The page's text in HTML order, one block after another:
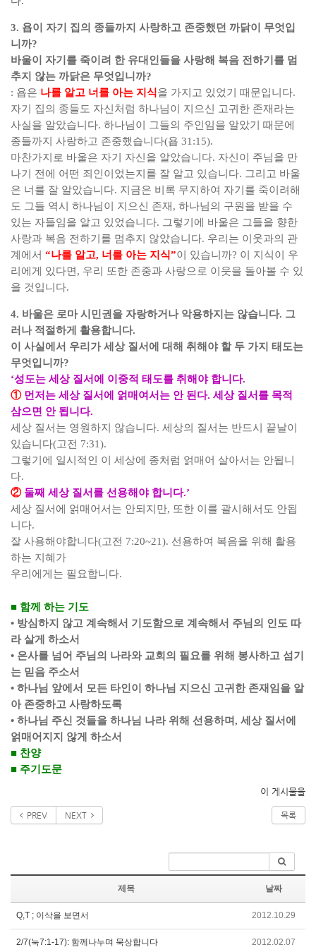
3. 욥이 자기 집의 종들까지 사랑하고 존중했던 까닭이 무엇입
니까?
바울이 자기를 죽이려 한 유대인들을 사랑해 복음 전하기를 멈
추지 않는 까닭은 무엇입니까?
: 욥은 나를 알고 너를 아는 지식을 가지고 있었기 때문입니다.
자기 집의 종들도 자신처럼 하나님이 지으신 고귀한 존재라는
사실을 알았습니다. 하나님이 그들의 주인임을 알았기 때문에
종들까지 사랑하고 존중했습니다(욥 31:15).
마찬가지로 바울은 자기 자신을 알았습니다. 자신이 주님을 만
나기 전에 어떤 죄인이었는지를 잘 알고 있습니다. 그리고 바울
은 너를 잘 알았습니다. 지금은 비록 무지하여 자기를 죽이려해
도 그들 역시 하나님이 지으신 존재 , 하나님의 구원을 받을 수
있는 자들임을 알고 있었습니다. 그렇기에 바울은 그들을 향한
사랑과 복음 전하기를 멈추지 않았습니다. 우리는 이웃과의 관
계에서 “나를 알고, 너를 아는 지식”이 있습니까? 이 지식이 우
리에게 있다면 , 우리 또한 존중과 사랑으로 이웃을 돌아볼 수 있
을 것입니다.
4. 바울은 로마 시민권을 자랑하거나 악용하지는 않습니다. 그
러나 적절하게 활용합니다.
이 사실에서 우리가 세상 질서에 대해 취해야 할 두 가지 태도는
무엇입니까?
‘성도는 세상 질서에 이중적 태도를 취해야 합니다.
① 먼저는 세상 질서에 얽매여서는 안 된다. 세상 질서를 목적
삼으면 안 됩니다.
세상 질서는 영원하지 않습니다. 세상의 질서는 반드시 끝날이
있습니다(고전 7:31).
그렇기에 일시적인 이 세상에 종처럼 얽매어 살아서는 안됩니
다.
② 둘째 세상 질서를 선용해야 합니다.’
세상 질서에 얽매어서는 안되지만, 또한 이를 괄시해서도 안됩
니다.
잘 사용해야합니다(고전 7:20~21). 선용하여 복음을 위해 활용
하는 지혜가
우리에게는 필요합니다.
■ 함께 하는 기도
• 방심하지 않고 계속해서 기도함으로 계속해서 주님의 인도 따
라 살게 하소서
• 은사를 넘어 주님의 나라와 교회의 필요를 위해 봉사하고 섬기
는 믿음 주소서
• 하나님 앞에서 모든 타인이 하나님 지으신 고귀한 존재임을 알
아 존중하고 사랑하도록
• 하나님 주신 것들을 하나님 나라 위해 선용하며, 세상 질서에
얽매어지지 않게 하소서
■ 찬양
■ 주기도문
이 게시물을
PREV NEXT 목록
제목 날짜
Q,T ; 이삭을 보면서 2012.10.29
2/7(눅7:1-17): 함께나누며 묵상합니다 2012.02.07